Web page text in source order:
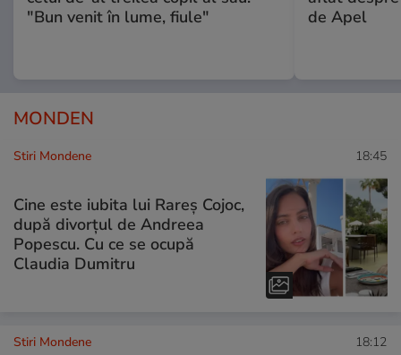
"Bun venit în lume, fiule"
de Apel
MONDEN
Stiri Mondene 18:45
Cine este iubita lui Rareș Cojoc,
după divorțul de Andreea
Popescu. Cu ce se ocupă
Claudia Dumitru
Stiri Mondene 18:12